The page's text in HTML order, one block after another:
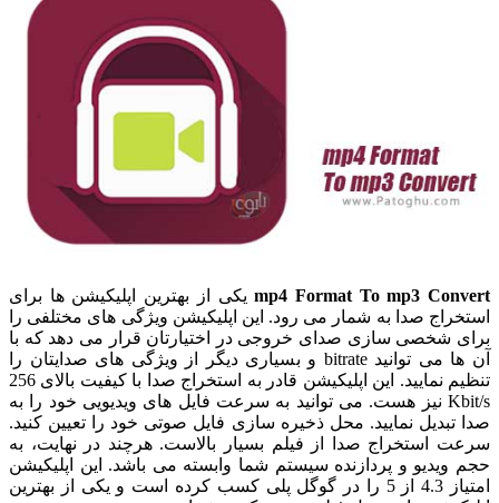
mp4 Format To mp3 Convertیکی از بهترین اپلیکیشن ها برای
استخراج صدا به شمار می رود. این اپلیکیشن ویژگی های مختلفی را
برای شخصی سازی صدای خروجی در اختیارتان قرار می دهد که با
آن ها می توانید bitrate و بسیاری دیگر از ویژگی های صدایتان را
تنظیم نمایید. این اپلیکیشن قادر به استخراج صدا با کیفیت بالای 256
Kbit/s نیز هست. می توانید به سرعت فایل های ویدیویی خود را به
صدا تبدیل نمایید. محل ذخیره سازی فایل صوتی خود را تعیین کنید.
سرعت استخراج صدا از فیلم بسیار بالاست. هرچند در نهایت، به
حجم ویدیو و پردازنده سیستم شما وابسته می باشد. این اپلیکیشن
امتیاز 4.3 از 5 را در گوگل پلی کسب کرده است و یکی از بهترین